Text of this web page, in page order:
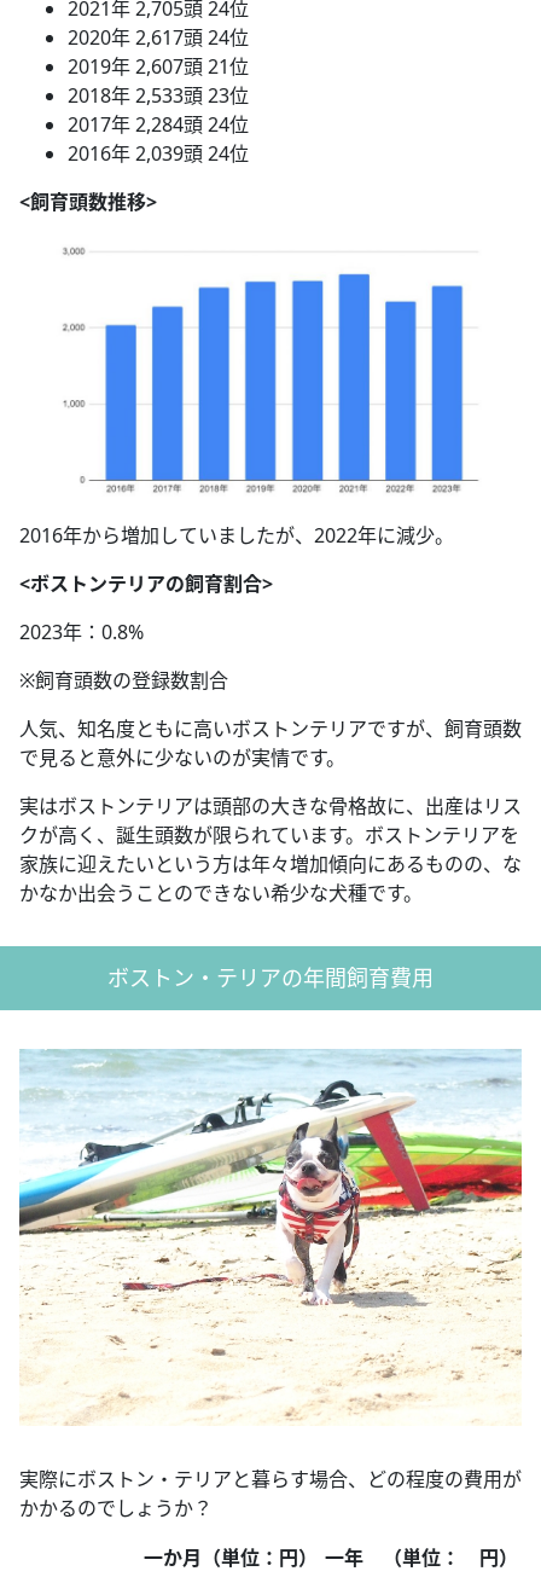
2021年 2,705頭 24位
2020年 2,617頭 24位
2019年 2,607頭 21位
2018年 2,533頭 23位
2017年 2,284頭 24位
2016年 2,039頭 24位
<飼育頭数推移>
2016年から増加していましたが、2022年に減少。
<ボストンテリアの飼育割合>
2023年：0.8%
※飼育頭数の登録数割合
人気、知名度ともに高いボストンテリアですが、飼育頭数
で見ると意外に少ないのが実情です。
実はボストンテリアは頭部の大きな骨格故に、出産はリス
クが高く、誕生頭数が限られています。ボストンテリアを
家族に迎えたいという方は年々増加傾向にあるものの、な
かなか出会うことのできない希少な犬種です。
ボストン・テリアの年間飼育費用
実際にボストン・テリアと暮らす場合、どの程度の費用が
かかるのでしょうか？
一か月（単位：円）
一年 （単位： 円）